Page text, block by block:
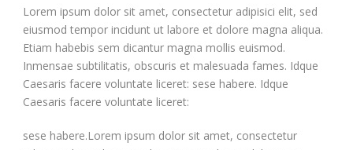
Lorem ipsum dolor sit amet, consectetur adipisici elit, sed
eiusmod tempor incidunt ut labore et dolore magna aliqua.
Etiam habebis sem dicantur magna mollis euismod.
Inmensae subtilitatis, obscuris et malesuada fames. Idque
Caesaris facere voluntate liceret: sese habere. Idque
Caesaris facere voluntate liceret:
sese habere.Lorem ipsum dolor sit amet, consectetur